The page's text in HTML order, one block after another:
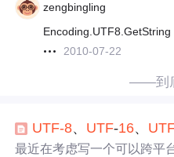
zengbingling
Encoding.UTF8.GetString
2010-07-22
——到
UTF-8、 UTF-16、
最近在考虑写一个可以跨平